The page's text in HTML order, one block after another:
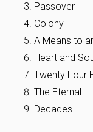
Passover
Colony
A Means to
Heart and
Twenty Four
The Eternal
Decades